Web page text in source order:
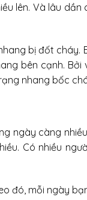
lên. Và lâu dần
bị đốt cháy.
bên cạnh. Bởi
nhang bốc
ngày càng
Có nhiều
đó, mỗi ngày